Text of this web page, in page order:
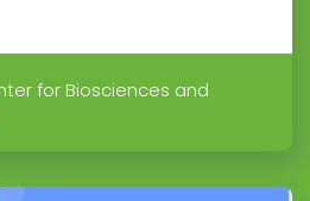
for Biosciences and